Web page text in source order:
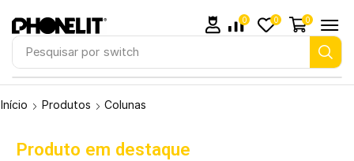
Pesquisar por switch
0 0 0
Início Produtos Colunas
Produto em destaque